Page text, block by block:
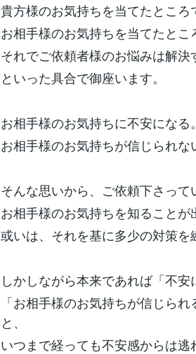
貴方様のお気持ちを当てたところ
お相手様のお気持ちを当てたとこ
それでご依頼者様のお悩みは解決
といった具合で御座います。
お相手様のお気持ちに不安になる。
お相手様のお気持ちが信じられな
そんな思いから、ご依頼下さって
お相手様のお気持ちを知ることが
或いは、それを基に多少の対策を
しかしながら本来であれば「不安
「お相手様のお気持ちが信じら
と、
いつまで経っても不安感からは